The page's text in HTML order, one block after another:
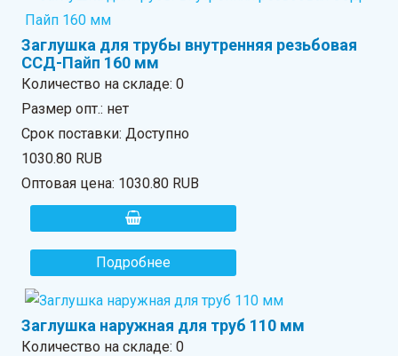
Заглушка для трубы внутренняя резьбовая
ССД-Пайп 160 мм
Количество на складе:0
Размер опт.: нет
Срок поставки: Доступно
1030.80 RUB
Оптовая цена: 1030.80 RUB
Подробнее
Заглушка наружная для труб 110 мм
Количество на складе:0